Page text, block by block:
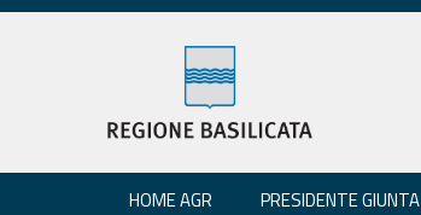
HOME AGR PRESIDENTE GIUNTA